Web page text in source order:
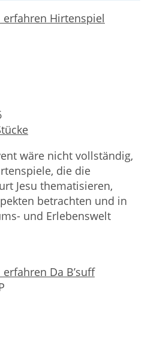
wäre nicht vollständig,
die die
Jesu thematisieren,
betrachten und in
und Erlebenswelt